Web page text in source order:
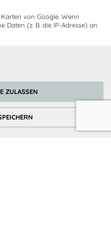
von Google. Wenn
Daten (z. B. die IP-Adresse) an
ZULASSEN
Angebote informiert.